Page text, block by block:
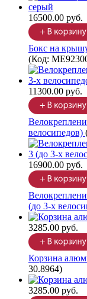
16500.00 руб.
Бокс на
(Код:
11300.00 руб.
велосипедов)
16900.00 руб.
(до 3-х
3285.00 руб.
Корзина
30.8964)
3285.00 руб.